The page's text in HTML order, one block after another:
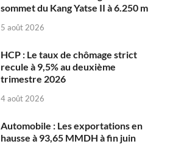
sommet du Kang Yatse II à 6.250 m
5 août 2026
HCP : Le taux de chômage strict
recule à 9,5% au deuxième
trimestre 2026
4 août 2026
Automobile : Les exportations en
hausse à 93,65 MMDH à fin juin